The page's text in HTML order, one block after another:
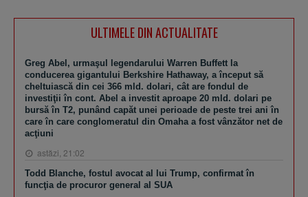
ULTIMELE DIN ACTUALITATE
Greg Abel, urmaşul legendarului Warren Buffett la
conducerea gigantului Berkshire Hathaway, a început să
cheltuiască din cei 366 mld. dolari, cât are fondul de
investiţii în cont. Abel a investit aproape 20 mld. dolari pe
bursă în T2, punând capăt unei perioade de peste trei ani în
care în care conglomeratul din Omaha a fost vânzător net de
acţiuni
astăzi, 21:02
Todd Blanche, fostul avocat al lui Trump, confirmat în
funcţia de procuror general al SUA